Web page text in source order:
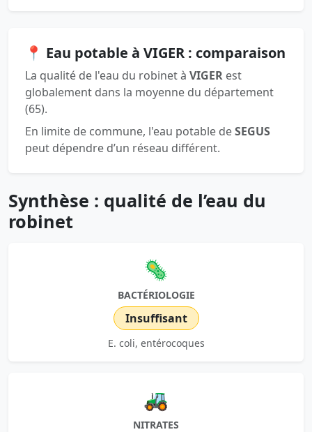
📍 Eau potable à VIGER : comparaison
La qualité de l'eau du robinet à VIGER est
globalement dans la moyenne du département
(65).
En limite de commune, l'eau potable deSEGUS
peut dépendre d’un réseau différent.
Synthèse : qualité de l’eau du
robinet
🦠
BACTÉRIOLOGIE
Insuffisant
E. coli, entérocoques
🚜
NITRATES